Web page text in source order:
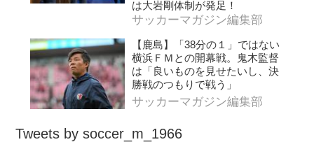
は大岩剛体制が発足！
サッカーマガジン編集部
【鹿島】「38分の１」ではない
横浜ＦＭとの開幕戦。鬼木監督
は「良いものを見せたいし、決
勝戦のつもりで戦う」
サッカーマガジン編集部
Tweets by soccer_m_1966